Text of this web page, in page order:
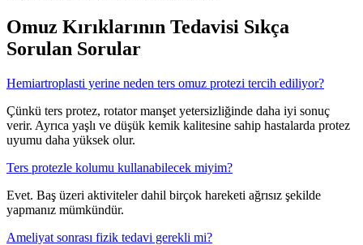
Omuz Kırıklarının Tedavisi Sıkça
Sorulan Sorular
Hemiartroplasti yerine neden ters omuz protezi tercih ediliyor?
Çünkü ters protez, rotator manşet yetersizliğinde daha iyi sonuç
verir. Ayrıca yaşlı ve düşük kemik kalitesine sahip hastalarda protez
uyumu daha yüksek olur.
Ters protezle kolumu kullanabilecek miyim?
Evet. Baş üzeri aktiviteler dahil birçok hareketi ağrısız şekilde
yapmanız mümkündür.
Ameliyat sonrası fizik tedavi gerekli mi?